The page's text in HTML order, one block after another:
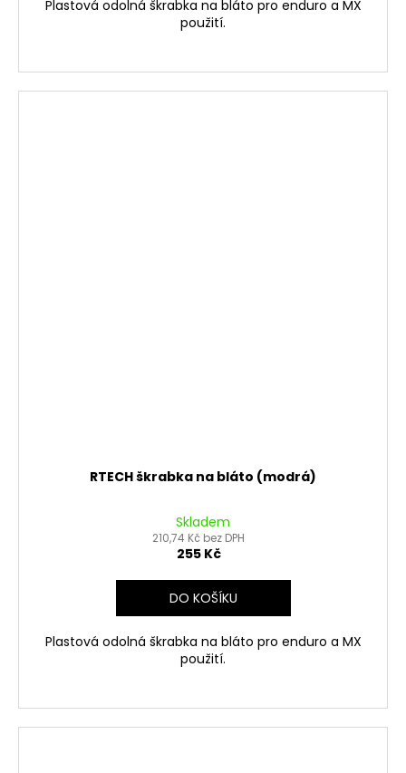
Plastová odolná škrabka na bláto pro enduro a MX
použití.
RTECH škrabka na bláto (modrá)
Skladem
210,74 Kč bez DPH
255 Kč
DO KOŠÍKU
Plastová odolná škrabka na bláto pro enduro a MX
použití.